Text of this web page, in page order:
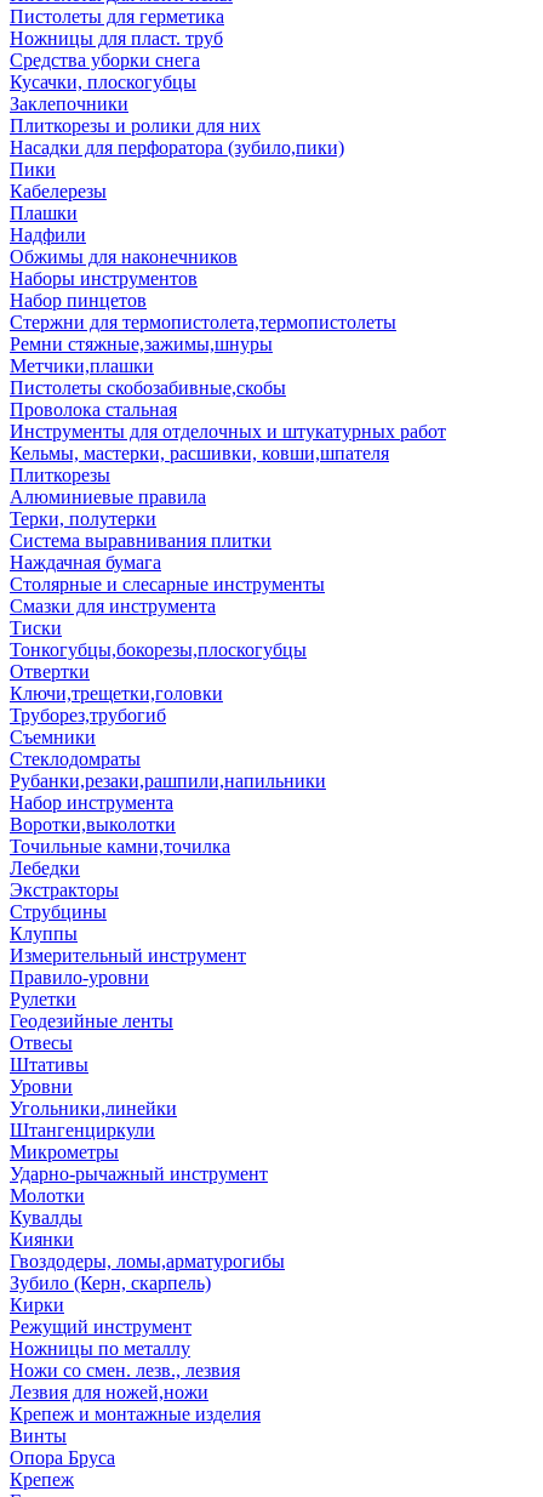
Пистолеты для герметика
Ножницы для пласт. труб
Средства уборки снега
Кусачки, плоскогубцы
Заклепочники
Плиткорезы и ролики для них
Насадки для перфоратора (зубило,пики)
Пики
Кабелерезы
Плашки
Надфили
Обжимы для наконечников
Наборы инструментов
Набор пинцетов
Стержни для термопистолета,термопистолеты
Ремни стяжные,зажимы,шнуры
Метчики,плашки
Пистолеты скобозабивные,скобы
Проволока стальная
Инструменты для отделочных и штукатурных работ
Кельмы, мастерки, расшивки, ковши,шпателя
Плиткорезы
Алюминиевые правила
Терки, полутерки
Система выравнивания плитки
Наждачная бумага
Столярные и слесарные инструменты
Смазки для инструмента
Тиски
Тонкогубцы,бокорезы,плоскогубцы
Отвертки
Ключи,трещетки,головки
Труборез,трубогиб
Съемники
Стеклодомраты
Рубанки,резаки,рашпили,напильники
Набор инструмента
Воротки,выколотки
Точильные камни,точилка
Лебедки
Экстракторы
Струбцины
Клуппы
Измерительный инструмент
Правило-уровни
Рулетки
Геодезийные ленты
Отвесы
Штативы
Уровни
Угольники,линейки
Штангенциркули
Микрометры
Ударно-рычажный инструмент
Молотки
Кувалды
Киянки
Гвоздодеры, ломы,арматурогибы
Зубило (Керн, скарпель)
Кирки
Режущий инструмент
Ножницы по металлу
Ножи со смен. лезв., лезвия
Лезвия для ножей,ножи
Крепеж и монтажные изделия
Винты
Опора Бруса
Крепеж